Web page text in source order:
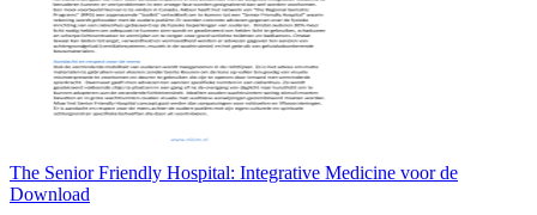
The Senior Friendly Hospital: Integrative Medicine voor de
Download